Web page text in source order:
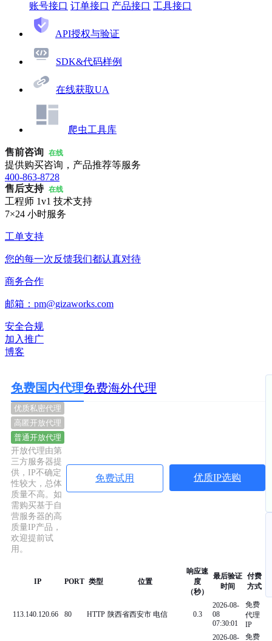
账号接口 订单接口 产品接口 工具接口
API授权与验证
SDK&代码样例
在线获取UA
爬虫工具库
售前咨询 在线
提供购买咨询，产品推荐等服务
400-863-8728
售后支持 在线
工程师 1v1 技术支持
7×24 小时服务
工单支持
您的每一次反馈我们都认真对待
商务合作
邮箱：pm@gizaworks.com
安全合规
加入推广
博客
免费国内代理免费海外代理
优质私密代理
高匿开放代理
普通开放代理
开放代理由第
三方服务器提
供，IP不确定
性较大，总体
质量不高。如
需购买基于自
营服务器的高
质量IP产品，
欢迎提前试
用。
免费试用 优质IP选购
IP PORT 类型 位置
响应速
度
（秒）
最后验证
时间
付费
方式
113.140.120.66 80 HTTP 陕西省西安市 电信 0.3
2026-08-
08
07:30:01
免费
代理
IP
2026-08-
免费